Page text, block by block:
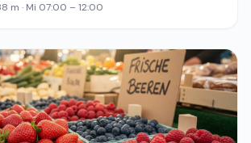
m · Mi 07:00 – 12:00